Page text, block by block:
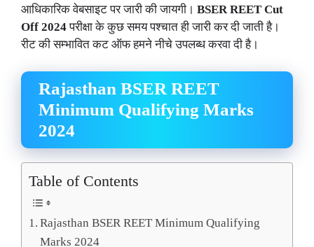
आधिकारिक वेबसाइट पर जारी की जायगी। BSER REET Cut
Off 2024परीक्षा के कुछ समय पश्चात ही जारी कर दी जाती है।
रीट की सम्भावित कट ऑफ हमने नीचे उपलब्ध करवा दी है।
Rajasthan BSER REET
Minimum Qualifying Marks
2024
Table of Contents
Rajasthan BSER REET Minimum Qualifying
Marks 2024